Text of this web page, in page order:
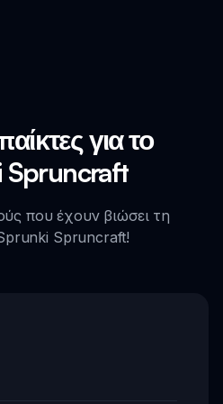
για το
Spruncraft
που έχουν βιώσει τη
Spruncraft!